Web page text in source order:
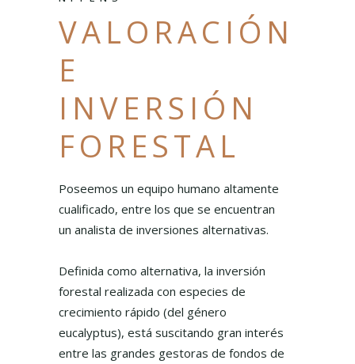
VALORACIÓN
E
INVERSIÓN
FORESTAL
Poseemos un equipo humano altamente
cualificado, entre los que se encuentran
un analista de inversiones alternativas.
Definida como alternativa, la inversión
forestal realizada con especies de
crecimiento rápido (del género
eucalyptus), está suscitando gran interés
entre las grandes gestoras de fondos de